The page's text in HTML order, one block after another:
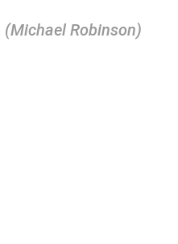
(Michael Robinson)